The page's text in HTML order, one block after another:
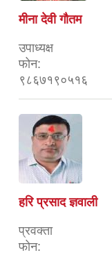
मीना देवी गौतम
उपाध्यक्ष
फोन:
९८६७१९०५१६
हरि प्रसाद ज्ञवाली
प्रवक्ता
फोन: